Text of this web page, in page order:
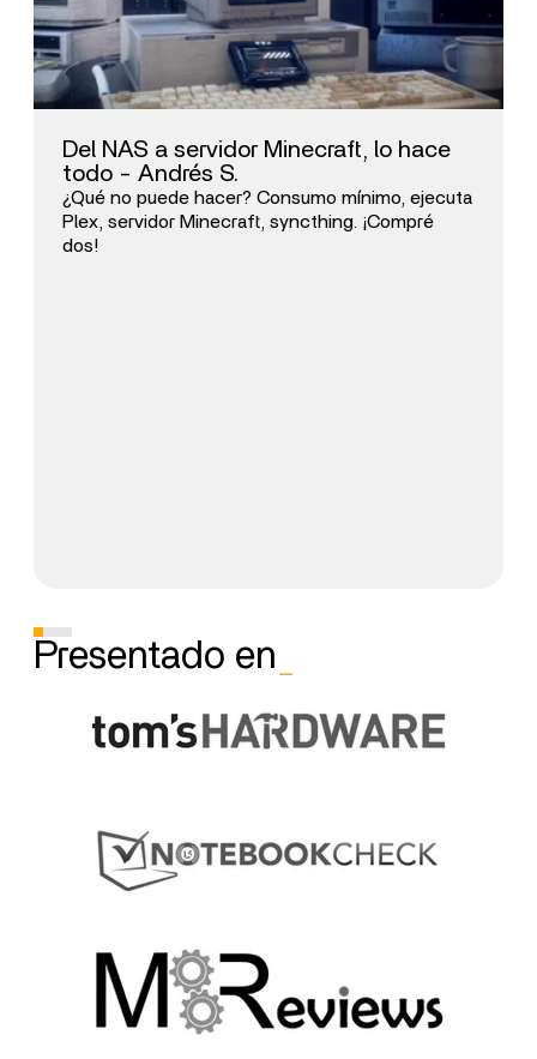
Del NAS a servidor Minecraft, lo hace
todo - Andrés S.
¿Qué no puede hacer? Consumo mínimo, ejecuta
Plex, servidor Minecraft, syncthing. ¡Compré
dos!
Presentado en